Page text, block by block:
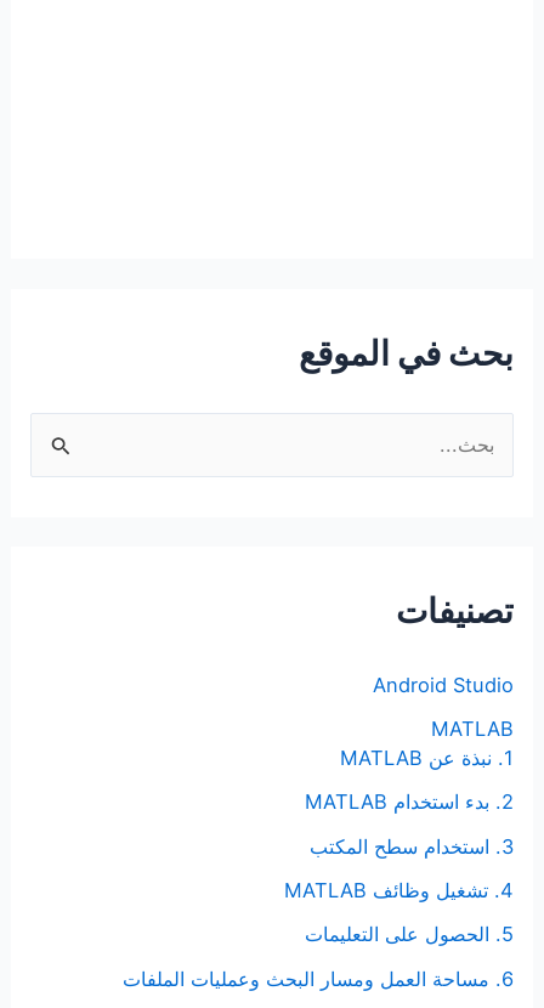
بحث في الموقع
ع
تصنيفات
Android Studio
MATLAB
1. نبذة عن MATLAB
2. بدء استخدام MATLAB
3. استخدام سطح المكتب
4. تشغيل وظائف MATLAB
5. الحصول على التعليمات
6. مساحة العمل ومسار البحث وعمليات الملفات